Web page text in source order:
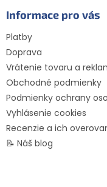
Informace pro vás
Platby
Doprava
Vrátenie tovaru a
Obchodné podmienky
Podmienky ochrany
Vyhlásenie cookies
Recenzie a ich
📝 Náš blog